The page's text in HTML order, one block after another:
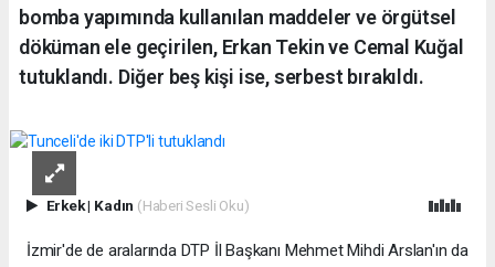
bomba yapımında kullanılan maddeler ve örgütsel
döküman ele geçirilen, Erkan Tekin ve Cemal Kuğal
tutuklandı. Diğer beş kişi ise, serbest bırakıldı.
Erkek| Kadın (Haberi Sesli Oku)
İzmir'de de aralarında DTP İl Başkanı Mehmet Mihdi Arslan'ın da